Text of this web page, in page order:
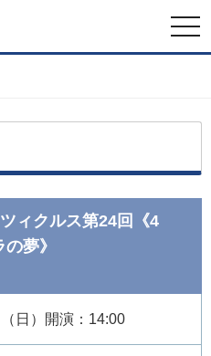
ィクルス第24回《4
夢》
日）開演：14:00